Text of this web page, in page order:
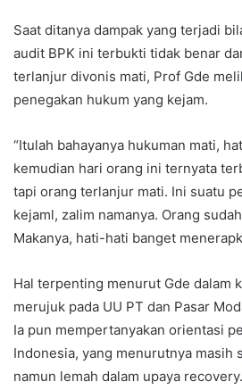
Saat ditanya dampak yang terjadi
audit BPK ini terbukti tidak benar
terlanjur divonis mati, Prof Gde
penegakan hukum yang kejam.
“Itulah bahayanya hukuman mati,
kemudian hari orang ini ternyata
tapi orang terlanjur mati. Ini suatu
kejaml, zalim namanya. Orang
Makanya, hati-hati banget
Hal terpenting menurut Gde dalam
merujuk pada UU PT dan Pasar
Ia pun mempertanyakan orientasi
Indonesia, yang menurutnya masih
namun lemah dalam upaya recovery.